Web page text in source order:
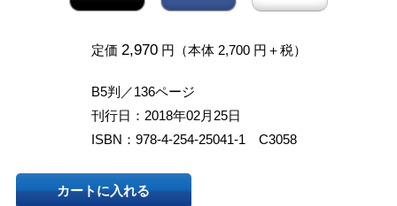
定価 2,970円（本体 2,700 円＋税）
B5判／136ページ
刊行日：2018年02月25日
ISBN：978-4-254-25041-1 C3058
カートに入れる